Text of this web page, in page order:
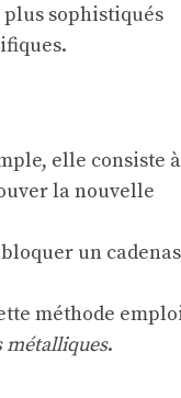
plus sophistiqués
elle consiste à
la nouvelle
un cadenas
méthode
métalliques.